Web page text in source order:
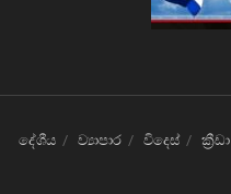
දේශීය ව්‍යාපාර විදෙස් ක්‍රීඩා